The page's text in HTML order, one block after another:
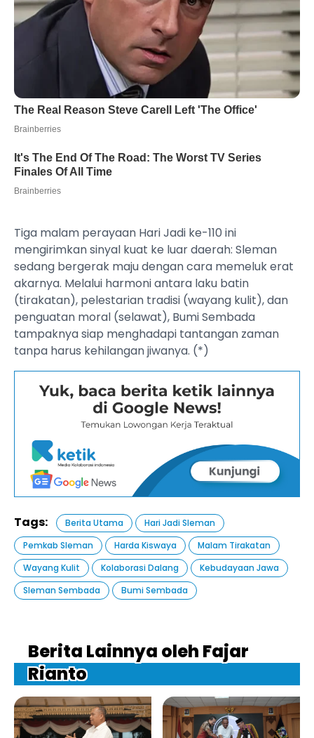
Tiga malam perayaan Hari Jadi ke-110 ini
mengirimkan sinyal kuat ke luar daerah: Sleman
sedang bergerak maju dengan cara memeluk erat
akarnya. Melalui harmoni antara laku batin
(tirakatan), pelestarian tradisi (wayang kulit), dan
penguatan moral (selawat), Bumi Sembada
tampaknya siap menghadapi tantangan zaman
tanpa harus kehilangan jiwanya. (*)
Tags: Berita Utama
Hari Jadi Sleman
Pemkab Sleman
Harda Kiswaya
Malam Tirakatan
Wayang Kulit
Kolaborasi Dalang
Kebudayaan Jawa
Sleman Sembada
Bumi Sembada
Berita Lainnya oleh Fajar
Rianto